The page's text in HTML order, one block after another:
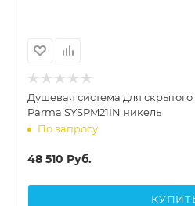
Душевая система для
Parma SYSPM21IN никель
По запросу
48 510 Руб.